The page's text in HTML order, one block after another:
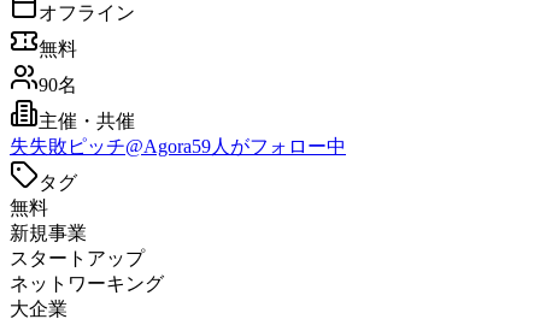
オフライン
無料
90名
主催・共催
失失敗ピッチ@Agora59人がフォロー中
タグ
無料
新規事業
スタートアップ
ネットワーキング
大企業